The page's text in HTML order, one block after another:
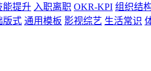
能提升 入职离职 OKR-KPI 组织结
版式 通用模板 影视综艺 生活常识